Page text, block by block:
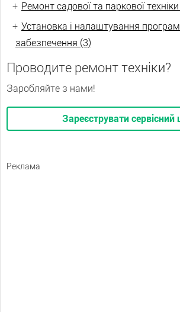
+ Ремонт садової та паркової
+ Установка і налаштування
забезпечення (3)
Проводите ремонт техніки?
Заробляйте з нами!
Зареєструвати сервісний
Реклама